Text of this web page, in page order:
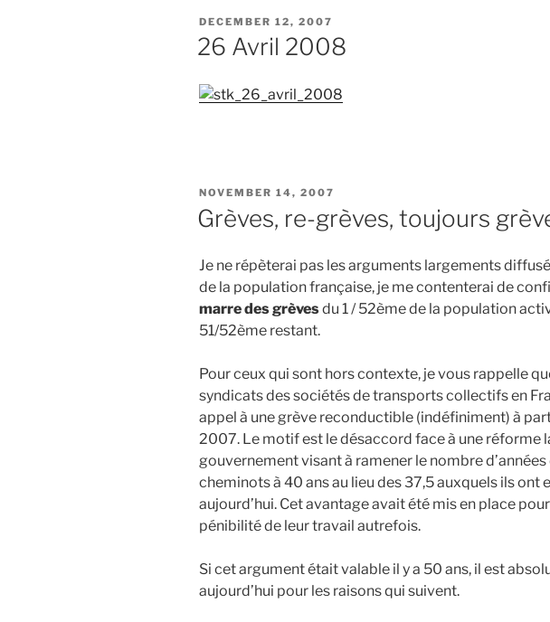
POSTED
ON
DECEMBER 12, 2007
26 Avril 2008
POSTED
NOVEMBER 14, 2007
Grèves, re-grèves, toujours
Je ne répèterai pas les arguments largements
de la population française, je me contenterai de
marre des grèvesdu 1 / 52ème de la population
51/52ème restant.
Pour ceux qui sont hors contexte, je vous rappelle
syndicats des sociétés de transports collectifs en
appel à une grève reconductible (indéfiniment) à
2007. Le motif est le désaccord face à une réforme
gouvernement visant à ramener le nombre
cheminots à 40 ans au lieu des 37,5 auxquels ils ont
aujourd’hui. Cet avantage avait été mis en place
pénibilité de leur travail autrefois.
Si cet argument était valable il y a 50 ans, il est
aujourd’hui pour les raisons qui suivent.